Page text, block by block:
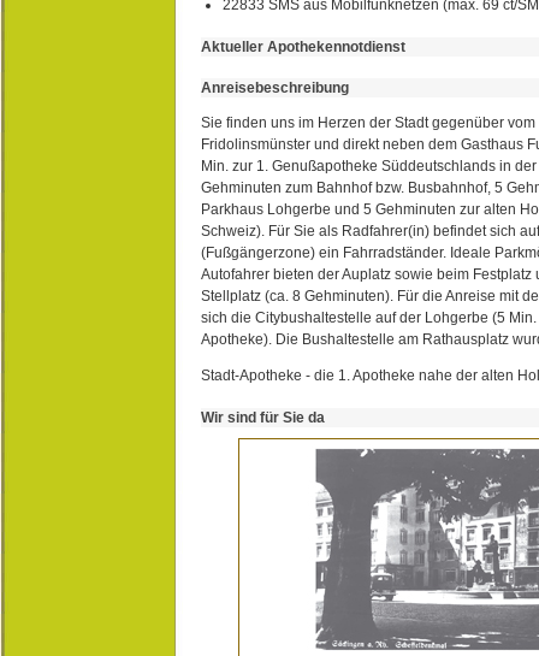
22833 SMS aus Mobilfunknetzen (max. 69 ct/
Aktueller Apothekennotdienst
Anreisebeschreibung
Sie finden uns im Herzen der Stadt gegenüber
Fridolinsmünster und direkt neben dem Gasthaus
Min. zur 1. Genußapotheke Süddeutschlands in
Gehminuten zum Bahnhof bzw. Busbahnhof, 5
Parkhaus Lohgerbe und 5 Gehminuten zur alten
Schweiz). Für Sie als Radfahrer(in) befindet sich
(Fußgängerzone) ein Fahrradständer. Ideale
Autofahrer bieten der Auplatz sowie beim Festplatz
Stellplatz (ca. 8 Gehminuten). Für die Anreise mit
sich die Citybushaltestelle auf der Lohgerbe (5
Apotheke). Die Bushaltestelle am Rathausplatz
Stadt-Apotheke - die 1. Apotheke nahe der alten
Wir sind für Sie da